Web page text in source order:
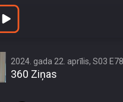
Vai Rīgā vajag atjaunot
2024. gada 22. aprīlis, S03 E78
360 Ziņas